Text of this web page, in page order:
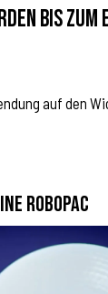
bis zum
auf den
ROBOPAC